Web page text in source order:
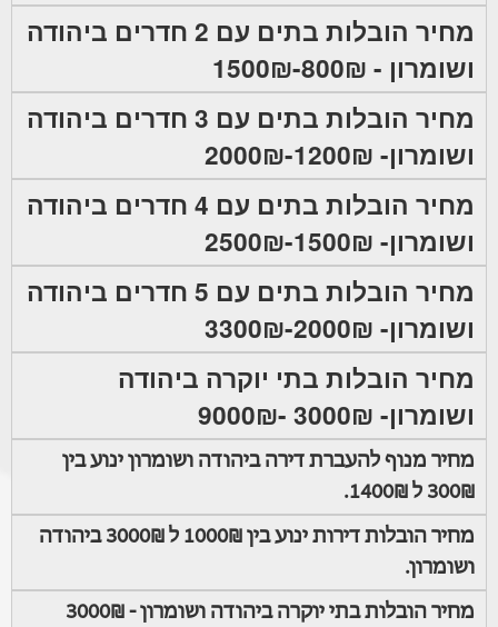
מחיר הובלות בתים עם 2 חדרים ביהודה
ושומרון - 800₪-1500₪
מחיר הובלות בתים עם 3 חדרים ביהודה
ושומרון- 1200₪-2000₪
מחיר הובלות בתים עם 4 חדרים ביהודה
ושומרון- 1500₪-2500₪
מחיר הובלות בתים עם 5 חדרים ביהודה
ושומרון- 2000₪-3300₪
מחיר הובלות בתי יוקרה ביהודה
ושומרון- 3000₪ -9000₪
מחיר מנוף להעברת דירה ביהודה ושומרון ינוע בין
300₪ ל 1400₪.
מחיר הובלות דירות ינוע בין 1000₪ ל 3000₪ ביהודה
ושומרון.
מחיר הובלות בתי יוקרה ביהודה ושומרון - 3000₪